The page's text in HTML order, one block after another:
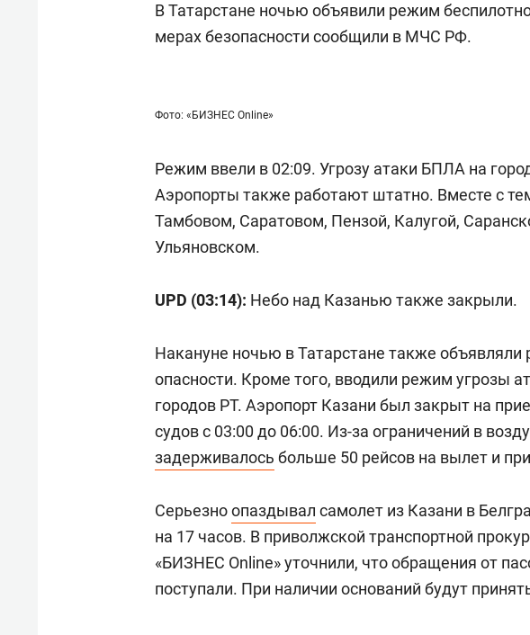
В Татарстане ночью объявили режим
мерах безопасности сообщили в МЧС РФ.
Фото: «БИЗНЕС Online»
Режим ввели в 02:09. Угрозу атаки БПЛА на